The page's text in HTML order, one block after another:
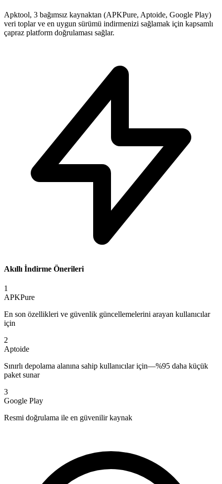
Apktool, 3 bağımsız kaynaktan (APKPure, Aptoide, Google Play)
veri toplar ve en uygun sürümü indirmenizi sağlamak için kapsamlı
çapraz platform doğrulaması sağlar.
Akıllı İndirme Önerileri
1
APKPure
En son özellikleri ve güvenlik güncellemelerini arayan kullanıcılar
için
2
Aptoide
Sınırlı depolama alanına sahip kullanıcılar için—%95 daha küçük
paket sunar
3
Google Play
Resmi doğrulama ile en güvenilir kaynak